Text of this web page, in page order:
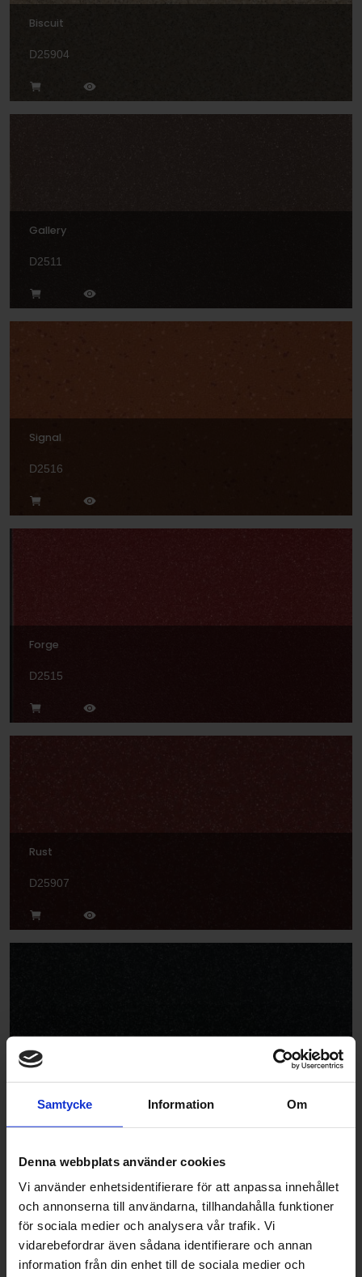
Samtycke Information Om
Denna webbplats använder cookies
Vi använder enhetsidentifierare för att anpassa innehållet
och annonserna till användarna, tillhandahålla funktioner
för sociala medier och analysera vår trafik. Vi
vidarebefordrar även sådana identifierare och annan
information från din enhet till de sociala medier och
Biscuit
D25904
Gallery
D2511
Signal
D2516
Forge
D2515
Rust
D25907
Jet
Streetlight